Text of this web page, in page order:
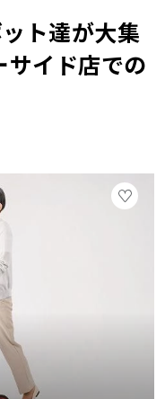
ト達が大集
サイド店での